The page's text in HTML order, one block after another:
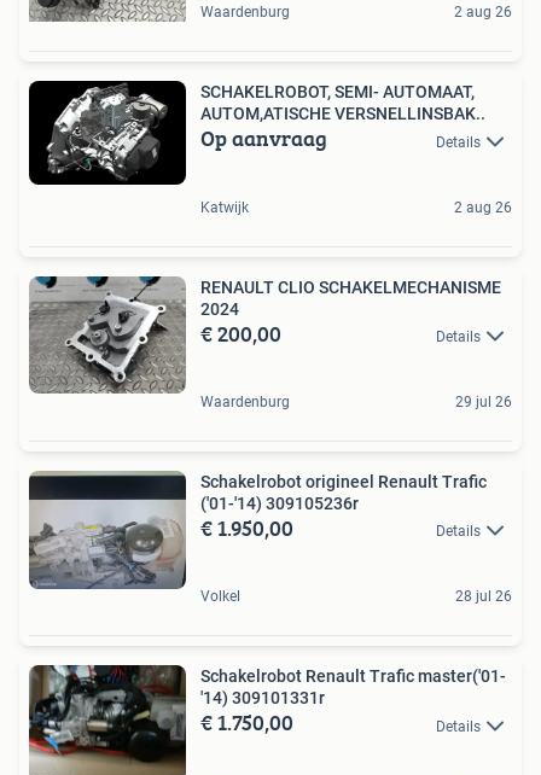
Waardenburg 2 aug 26
SCHAKELROBOT, SEMI- AUTOMAAT,
AUTOM,ATISCHE VERSNELLINSBAK..
Op aanvraag Details
Katwijk 2 aug 26
RENAULT CLIO SCHAKELMECHANISME
2024
€ 200,00 Details
Waardenburg 29 jul 26
Schakelrobot origineel Renault Trafic
('01-'14) 309105236r
€ 1.950,00 Details
Volkel 28 jul 26
Schakelrobot Renault Trafic master('01-
'14) 309101331r
€ 1.750,00 Details